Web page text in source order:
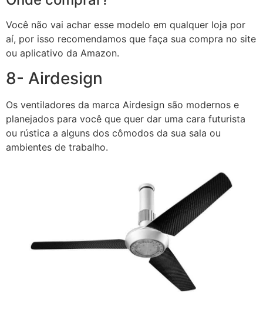
Você não vai achar esse modelo em qualquer loja por
aí, por isso recomendamos que faça sua compra no site
ou aplicativo da Amazon.
8- Airdesign
Os ventiladores da marca Airdesign são modernos e
planejados para você que quer dar uma cara futurista
ou rústica a alguns dos cômodos da sua sala ou
ambientes de trabalho.